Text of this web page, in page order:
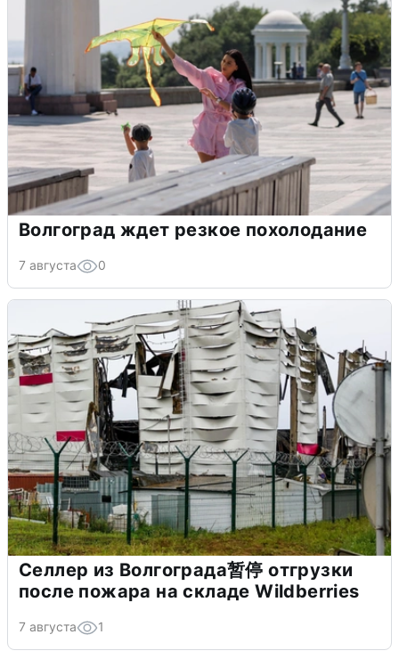
Волгоград ждет резкое похолодание
7 августа 0
Селлер из Волгограда暂停 отгрузки
после пожара на складе Wildberries
7 августа 1